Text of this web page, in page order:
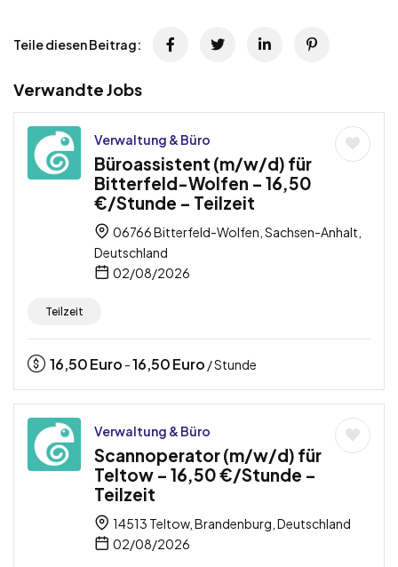
Teile diesen Beitrag:
Verwandte Jobs
Verwaltung & Büro
Büroassistent (m/w/d) für
Bitterfeld-Wolfen – 16,50
€/Stunde – Teilzeit
06766 Bitterfeld-Wolfen, Sachsen-Anhalt,
Deutschland
02/08/2026
Teilzeit
16,50Euro -16,50Euro / Stunde
Verwaltung & Büro
Scannoperator (m/w/d) für
Teltow – 16,50 €/Stunde –
Teilzeit
14513 Teltow, Brandenburg, Deutschland
02/08/2026